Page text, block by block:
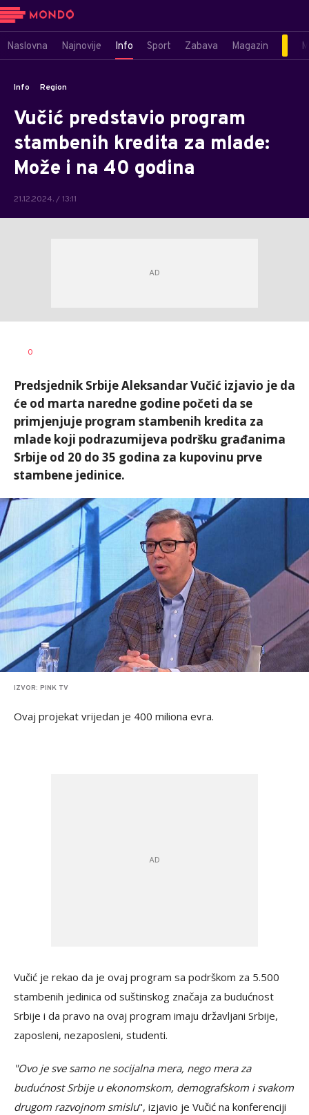
Naslovna Najnovije Info Sport Zabava Magazin
Info Region
Vučić predstavio program
stambenih kredita za mlade:
Može i na 40 godina
21.12.2024. / 13:11
AUTOR
0
Predsjednik Srbije Aleksandar Vučić izjavio je da
će od marta naredne godine početi da se
primjenjuje program stambenih kredita za
mlade koji podrazumijeva podršku građanima
Srbije od 20 do 35 godina za kupovinu prve
stambene jedinice.
IZVOR: PINK TV
Ovaj projekat vrijedan je 400 miliona evra.
Vučić je rekao da je ovaj program sa podrškom za 5.500
stambenih jedinica od suštinskog značaja za budućnost
Srbije i da pravo na ovaj program imaju državljani Srbije,
zaposleni, nezaposleni, studenti.
"Ovo je sve samo ne socijalna mera, nego mera za
budućnost Srbije u ekonomskom, demografskom i svakom
drugom razvojnom smislu", izjavio je Vučić na konferenciji